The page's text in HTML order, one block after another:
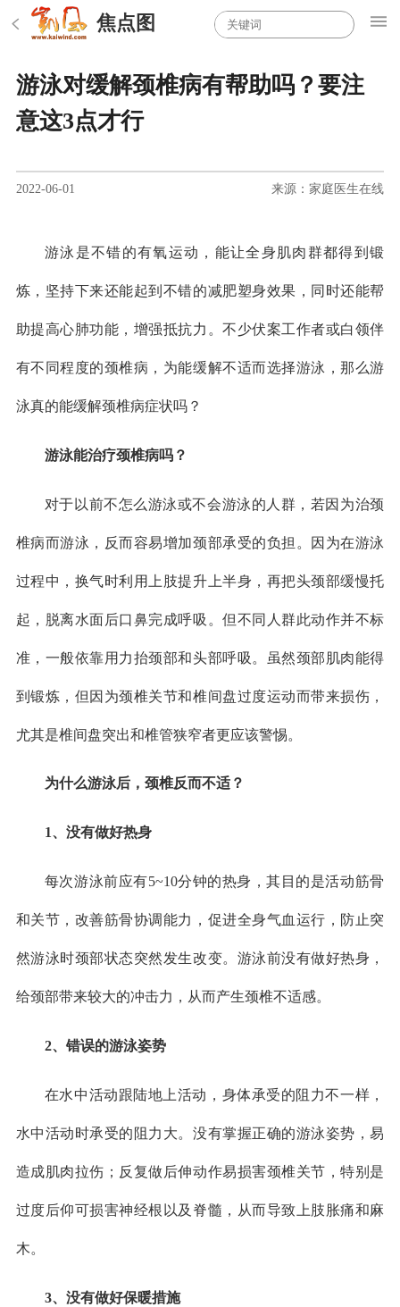
焦点图
游泳对缓解颈椎病有帮助吗？要注
意这3点才行
2022-06-01 来源：家庭医生在线
游泳是不错的有氧运动，能让全身肌肉群都得到锻
炼，坚持下来还能起到不错的减肥塑身效果，同时还能帮
助提高心肺功能，增强抵抗力。不少伏案工作者或白领伴
有不同程度的颈椎病，为能缓解不适而选择游泳，那么游
泳真的能缓解颈椎病症状吗？
游泳能治疗颈椎病吗？
对于以前不怎么游泳或不会游泳的人群，若因为治颈
椎病而游泳，反而容易增加颈部承受的负担。因为在游泳
过程中，换气时利用上肢提升上半身，再把头颈部缓慢托
起，脱离水面后口鼻完成呼吸。但不同人群此动作并不标
准，一般依靠用力抬颈部和头部呼吸。虽然颈部肌肉能得
到锻炼，但因为颈椎关节和椎间盘过度运动而带来损伤，
尤其是椎间盘突出和椎管狭窄者更应该警惕。
为什么游泳后，颈椎反而不适？
1、没有做好热身
每次游泳前应有5~10分钟的热身，其目的是活动筋骨
和关节，改善筋骨协调能力，促进全身气血运行，防止突
然游泳时颈部状态突然发生改变。游泳前没有做好热身，
给颈部带来较大的冲击力，从而产生颈椎不适感。
2、错误的游泳姿势
在水中活动跟陆地上活动，身体承受的阻力不一样，
水中活动时承受的阻力大。没有掌握正确的游泳姿势，易
造成肌肉拉伤；反复做后伸动作易损害颈椎关节，特别是
过度后仰可损害神经根以及脊髓，从而导致上肢胀痛和麻
木。
3、没有做好保暖措施